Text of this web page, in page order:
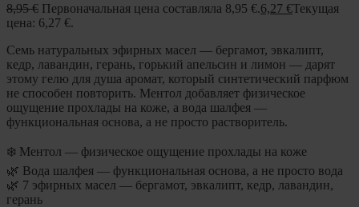
8,95€ Первоначальная цена составляла 8,95 €.6,27 €Текущая
цена: 6,27 €.
Семь натуральных эфирных масел — бергамот, эвкалипт,
кедр, лавандин, герань, горький апельсин и лимон — дарят
этому гелю для душа аромат, который синтетический парфюм
не способен повторить. Ментол добавляет физическое
ощущение прохлады на коже, а вода шалфея —
функциональная основа, а не просто растворитель.
❄️ Ментол — физическое ощущение прохлады на коже
🌿 Вода шалфея — функциональная основа, а не просто вода
🌿 7 эфирных масел — бергамот, эвкалипт, кедр, лавандин,
герань